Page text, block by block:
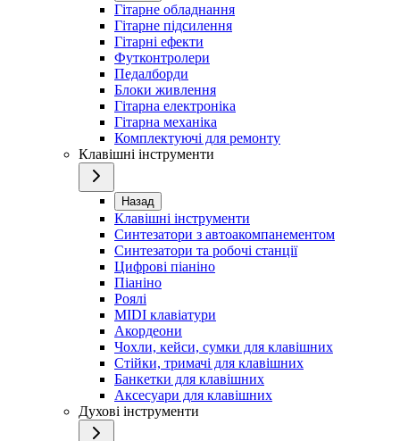
Гітарне обладнання
Гітарне підсилення
Гітарні ефекти
Футконтролери
Педалборди
Блоки живлення
Гітарна електроніка
Гітарна механіка
Комплектуючі для ремонту
Клавішні інструменти
Назад
Клавішні інструменти
Синтезатори з автоакомпанементом
Синтезатори та робочі станції
Цифрові піаніно
Піаніно
Роялі
MIDI клавіатури
Акордеони
Чохли, кейси, сумки для клавішних
Стійки, тримачі для клавішних
Банкетки для клавішних
Аксесуари для клавішних
Духові інструменти